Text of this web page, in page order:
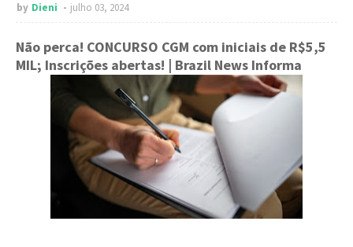
by Dieni julho 03, 2024
Não perca! CONCURSO CGM com iniciais de R$5,5
MIL; Inscrições abertas! | Brazil News Informa